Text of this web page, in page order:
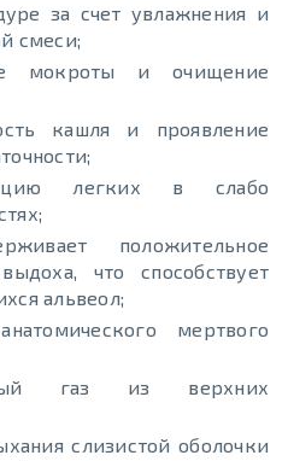
за счет увлажнения и
смеси;
мокроты и очищение
кашля и проявление
легких в слабо
положительное
что способствует
альвеол;
мертвого
газ из верхних
слизистой оболочки